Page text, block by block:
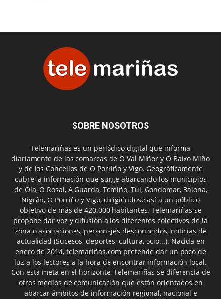
SOBRE NOSOTROS
Telemariñas es un periódico digital que informa
diariamente de las comarcas de O Val Miñor y O Baixo Miño
y de los Concellos de O Porriño y Vigo. Geográficamente
cubre la información que surge abarcando los municipios
de Oia, O Rosal, A Guarda, Tomiño, Tui, Gondomar, Baiona,
Nigrán, O Porriño y Vigo, dirigiéndose así a un público
objetivo de más de 420.000 habitantes. Telemariñas se
propone dar voz y difusión a los diferentes colectivos de la
zona o asociaciones, personajes desconocidos, noticias de
actualidad (Sucesos, deportes, cultura, ocio...). Nacida en
enero de 2014, telemariñas.com pretende dar un poco de
luz a los lectores a la hora de encontrar información local.
Con esta meta en el horizonte, Telemariñas se diferencia de
otros medios de comunicación que están orientados en
abarcar ámbitos de información regional, nacional e